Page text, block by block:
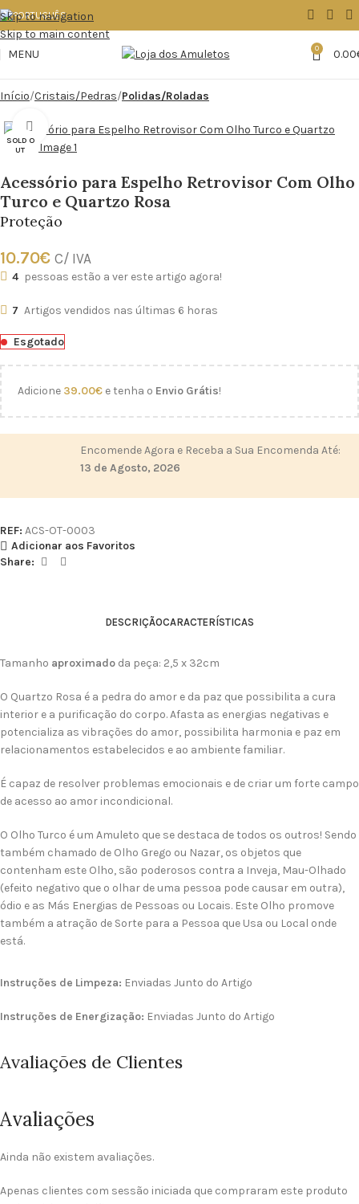
Skip to navigation
Skip to main content
MENU
0 0.00
Início Cristais/Pedras Polidas/Roladas
SOLD O
UT
Click to enlarge
Acessório para Espelho Retrovisor Com Olho
Turco e Quartzo Rosa
Proteção
10.70€ C/ IVA
4 pessoas estão a ver este artigo agora!
7 Artigos vendidos nas últimas 6 horas
Esgotado
Adicione 39.00€ e tenha o Envio Grátis!
Encomende Agora e Receba a Sua Encomenda Até:
13 de Agosto, 2026
REF: ACS-OT-0003
Adicionar aos Favoritos
Share:
DESCRIÇÃOCARACTERÍSTICAS
Tamanho aproximado da peça: 2,5 x 32cm
O Quartzo Rosa é a pedra do amor e da paz que possibilita a cura
interior e a purificação do corpo. Afasta as energias negativas e
potencializa as vibrações do amor, possibilita harmonia e paz em
relacionamentos estabelecidos e ao ambiente familiar.
É capaz de resolver problemas emocionais e de criar um forte campo
de acesso ao amor incondicional.
O Olho Turco é um Amuleto que se destaca de todos os outros! Sendo
também chamado de Olho Grego ou Nazar, os objetos que
contenham este Olho, são poderosos contra a Inveja, Mau-Olhado
(efeito negativo que o olhar de uma pessoa pode causar em outra),
ódio e as Más Energias de Pessoas ou Locais. Este Olho promove
também a atração de Sorte para a Pessoa que Usa ou Local onde
está.
Instruções de Limpeza: Enviadas Junto do Artigo
Instruções de Energização: Enviadas Junto do Artigo
Avaliações de Clientes
Avaliações
Ainda não existem avaliações.
Apenas clientes com sessão iniciada que compraram este produto